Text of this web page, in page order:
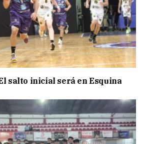
salto inicial será en Esquina